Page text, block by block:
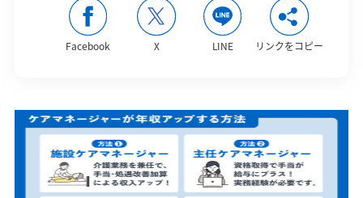
お問い合わせ
Facebook X LINE リンクをコピー